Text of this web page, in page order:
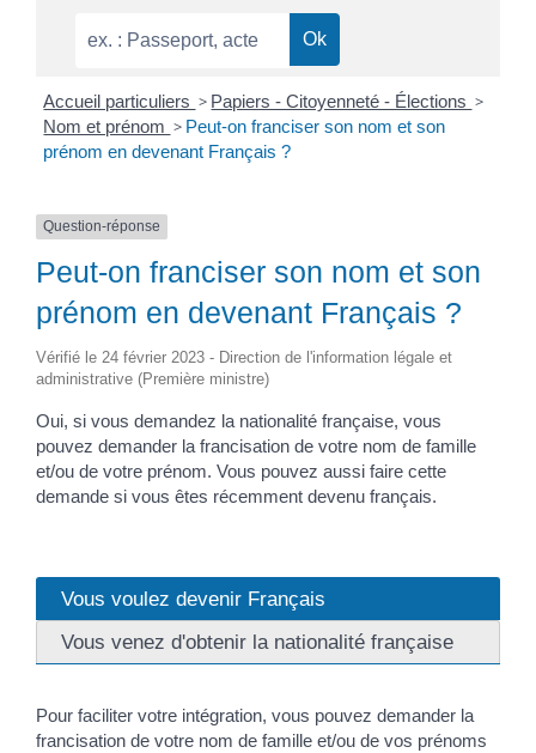
Accueil particuliers > Papiers - Citoyenneté - Élections >
Nom et prénom > Peut-on franciser son nom et son
prénom en devenant Français ?
Question-réponse
Peut-on franciser son nom et son
prénom en devenant Français ?
Vérifié le 24 février 2023 - Direction de l'information légale et
administrative (Première ministre)
Oui, si vous demandez la nationalité française, vous
pouvez demander la francisation de votre nom de famille
et/ou de votre prénom. Vous pouvez aussi faire cette
demande si vous êtes récemment devenu français.
Vous voulez devenir Français
Vous venez d'obtenir la nationalité française
Pour faciliter votre intégration, vous pouvez demander la
francisation de votre nom de famille et/ou de vos prénoms